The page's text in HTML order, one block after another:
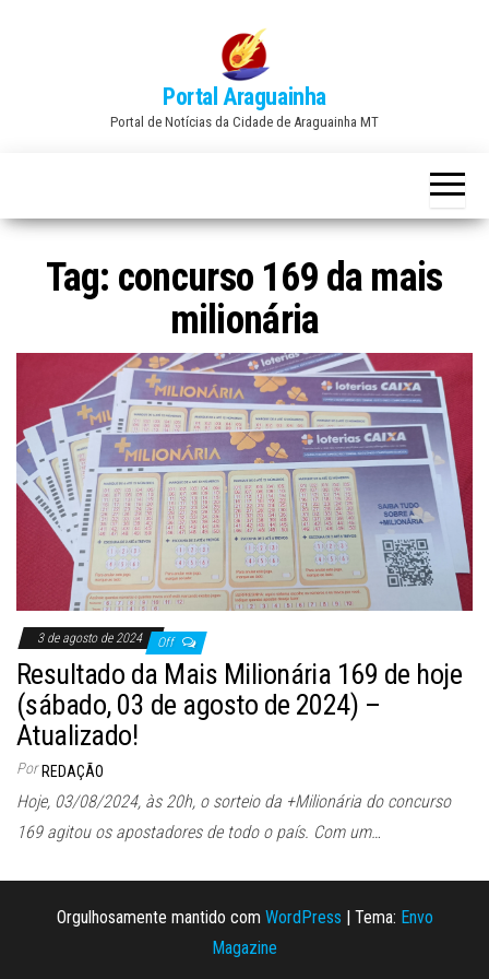
Portal Araguainha
Portal de Notícias da Cidade de Araguainha MT
Tag: concurso 169 da mais
milionária
3 de agosto de 2024 Off
Resultado da Mais Milionária 169 de hoje
(sábado, 03 de agosto de 2024) –
Atualizado!
Por REDAÇÃO
Hoje, 03/08/2024, às 20h, o sorteio da +Milionária do concurso
169 agitou os apostadores de todo o país. Com um…
Orgulhosamente mantido com WordPress | Tema: Envo
Magazine